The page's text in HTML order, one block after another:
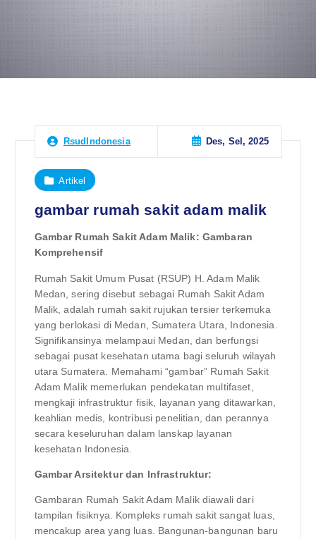
RsudIndonesia Des, Sel, 2025
Artikel
gambar rumah sakit adam malik
Gambar Rumah Sakit Adam Malik: Gambaran
Komprehensif
Rumah Sakit Umum Pusat (RSUP) H. Adam Malik
Medan, sering disebut sebagai Rumah Sakit Adam
Malik, adalah rumah sakit rujukan tersier terkemuka
yang berlokasi di Medan, Sumatera Utara, Indonesia.
Signifikansinya melampaui Medan, dan berfungsi
sebagai pusat kesehatan utama bagi seluruh wilayah
utara Sumatera. Memahami “gambar” Rumah Sakit
Adam Malik memerlukan pendekatan multifaset,
mengkaji infrastruktur fisik, layanan yang ditawarkan,
keahlian medis, kontribusi penelitian, dan perannya
secara keseluruhan dalam lanskap layanan
kesehatan Indonesia.
Gambar Arsitektur dan Infrastruktur:
Gambaran Rumah Sakit Adam Malik diawali dari
tampilan fisiknya. Kompleks rumah sakit sangat luas,
mencakup area yang luas. Bangunan-bangunan baru